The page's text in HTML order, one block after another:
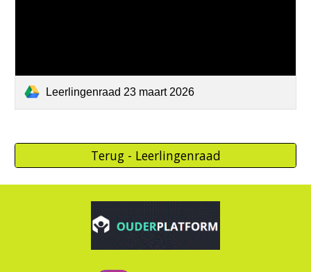
Leerlingenraad 23 maart 2026
Terug - Leerlingenraad